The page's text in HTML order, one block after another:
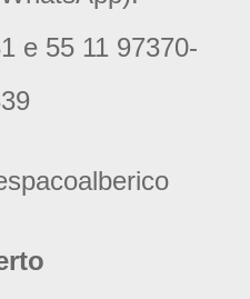
e 55 11 97370-